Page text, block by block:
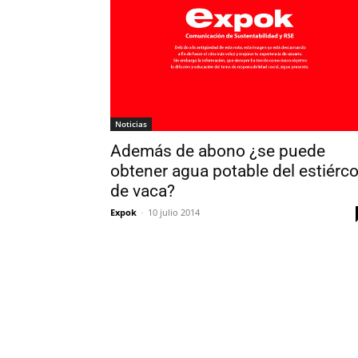
Noticias
Además de abono ¿se puede
obtener agua potable del
de vaca?
Expok - 10 julio 2014